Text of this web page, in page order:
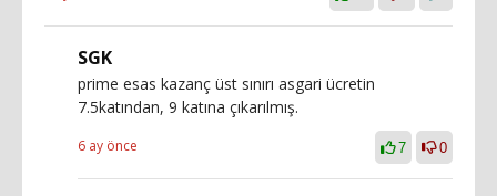
SGK
prime esas kazanç üst sınırı asgari ücretin
7.5katından, 9 katına çıkarılmış.
6 ay önce 7 0